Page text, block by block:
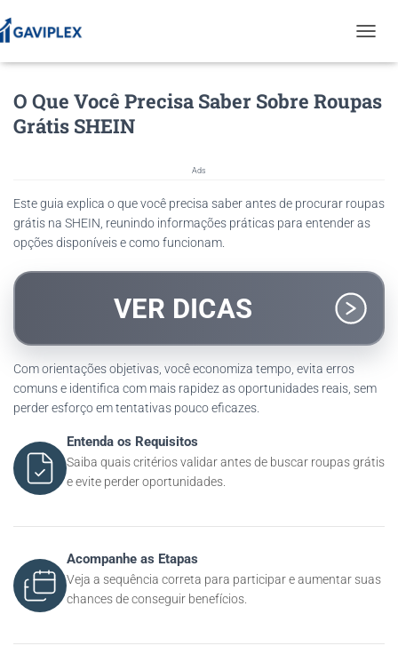
O
G
L
G
A
O Que Você Precisa Saber Sobre Roupas
Grátis SHEIN
Ads
Este guia explica o que você precisa saber antes de procurar roupas
grátis na SHEIN, reunindo informações práticas para entender as
opções disponíveis e como funcionam.
VER DICAS
Com orientações objetivas, você economiza tempo, evita erros
comuns e identifica com mais rapidez as oportunidades reais, sem
perder esforço em tentativas pouco eficazes.
Entenda os Requisitos
Saiba quais critérios validar antes de buscar roupas grátis
e evite perder oportunidades.
Acompanhe as Etapas
Veja a sequência correta para participar e aumentar suas
chances de conseguir benefícios.